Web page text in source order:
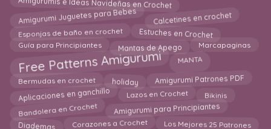
Amigurumi Juguetes para Bebes Calcetines en crochet
Esponjas de baño en crochet Estuches en Crochet
Guía para Principiantes Mantas de Apego Marcapaginas
Free Patterns Amigurumi MANTA
Bermudas en crochet holiday Amigurumi Patrones PDF
Aplicaciones en ganchillo Lazos en Crochet Bikinis
Bandolera en Crochet Amigurumi para Principiantes
Diademas Corazones a Crochet Los Mejores 25 Patrones